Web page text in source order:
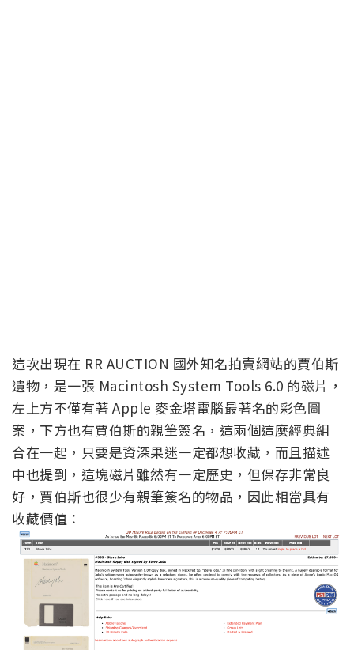
這次出現在 RR AUCTION 國外知名拍賣網站的賈伯斯
遺物，是一張 Macintosh System Tools 6.0 的磁片，
左上方不僅有著 Apple 麥金塔電腦最著名的彩色圖
案，下方也有賈伯斯的親筆簽名，這兩個這麼經典組
合在一起，只要是資深果迷一定都想收藏，而且描述
中也提到，這塊磁片雖然有一定歷史，但保存非常良
好，賈伯斯也很少有親筆簽名的物品，因此相當具有
收藏價值：